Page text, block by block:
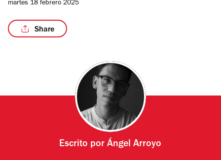
martes 18 febrero 2025
Share
Escrito porÁngel Arroyo